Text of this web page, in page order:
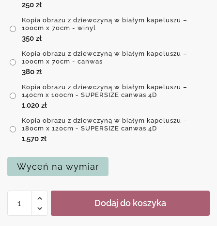
250 zł
Kopia obrazu z dziewczyną w białym kapeluszu –
100cm x 70cm - winyl
350 zł
Kopia obrazu z dziewczyną w białym kapeluszu –
100cm x 70cm - canwas
380 zł
Kopia obrazu z dziewczyną w białym kapeluszu –
140cm x 100cm - SUPERSIZE canwas 4D
1,020 zł
Kopia obrazu z dziewczyną w białym kapeluszu –
180cm x 120cm - SUPERSIZE canwas 4D
1,570 zł
Wyceń na wymiar
Kopia
Dodaj do koszyka